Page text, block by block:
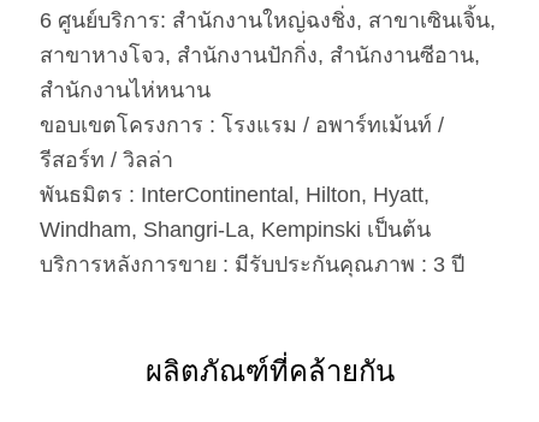
6 ศูนย์บริการ: สำนักงานใหญ่ฉงชิ่ง, สาขาเซินเจิ้น,
สาขาหางโจว, สำนักงานปักกิ่ง, สำนักงานซีอาน,
สำนักงานไห่หนาน
ขอบเขตโครงการ : โรงแรม / อพาร์ทเม้นท์ /
รีสอร์ท / วิลล่า
พันธมิตร : InterContinental, Hilton, Hyatt,
Windham, Shangri-La, Kempinski เป็นต้น
บริการหลังการขาย : มีรับประกันคุณภาพ : 3 ปี
ผลิตภัณฑ์ที่คล้ายกัน